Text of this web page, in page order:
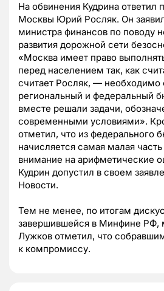
На обвинения Кудрина ответил
Москвы Юрий Росляк. Он
министра финансов по поводу
развития дорожной сети
«Москва имеет право
перед населением так, как
считает Росляк, — необходимо
региональный и федеральный
вместе решали задачи,
современными условиями».
отметил, что из федерального
начисляется самая малая
внимание на арифметические
Кудрин допустил в своем
Новости.
Тем не менее, по итогам
завершившейся в Минфине
Лужков отметил, что
к компромиссу.